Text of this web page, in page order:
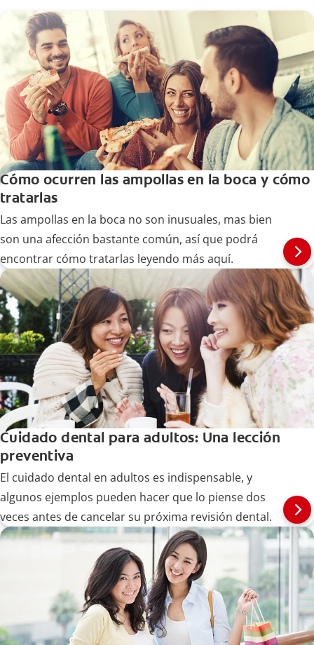
Cómo ocurren las ampollas en la boca y cómo
tratarlas
Las ampollas en la boca no son inusuales, mas bien
son una afección bastante común, así que podrá
encontrar cómo tratarlas leyendo más aquí.
Cuidado dental para adultos: Una lección
preventiva
El cuidado dental en adultos es indispensable, y
algunos ejemplos pueden hacer que lo piense dos
veces antes de cancelar su próxima revisión dental.